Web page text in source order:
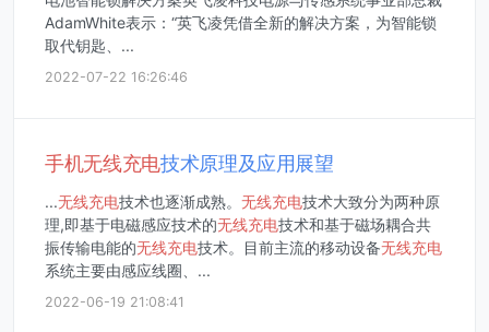
AdamWhite表示：“英飞凌凭借全新的解决方案，为智能锁
取代钥匙、...
2022-07-22 16:26:46
手机无线充电技术原理及应用展望
...无线充电技术也逐渐成熟。 无线充电技术大致分为两种原
理,即基于电磁感应技术的无线充电技术和基于磁场耦合共
振传输电能的无线充电技术。目前主流的移动设备无线充电
系统主要由感应线圈、...
2022-06-19 21:08:41